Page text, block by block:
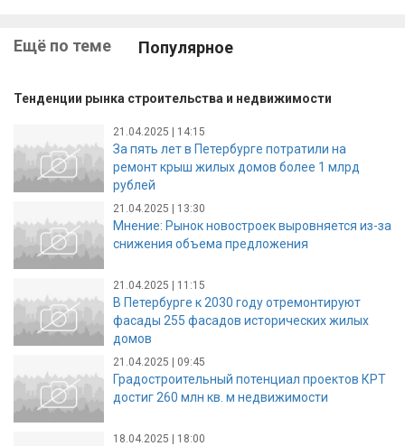
Ещё по теме Популярное
Тенденции рынка строительства и недвижимости
21.04.2025 | 14:15
За пять лет в Петербурге потратили на
ремонт крыш жилых домов более 1 млрд
рублей
21.04.2025 | 13:30
Мнение: Рынок новостроек выровняется из-за
снижения объема предложения
21.04.2025 | 11:15
В Петербурге к 2030 году отремонтируют
фасады 255 фасадов исторических жилых
домов
21.04.2025 | 09:45
Градостроительный потенциал проектов КРТ
достиг 260 млн кв. м недвижимости
18.04.2025 | 18:00